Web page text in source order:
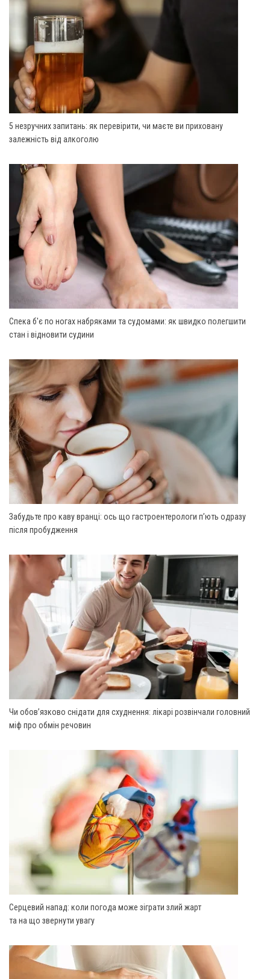
5 незручних запитань: як перевірити, чи маєте ви приховану
залежність від алкоголю
Спека б'є по ногах набряками та судомами: як швидко полегшити
стан і відновити судини
Забудьте про каву вранці: ось що гастроентерологи п’ють одразу
після пробудження
Чи обов’язково снідати для схуднення: лікарі розвінчали головний
міф про обмін речовин
Серцевий напад: коли погода може зіграти злий жарт
та на що звернути увагу